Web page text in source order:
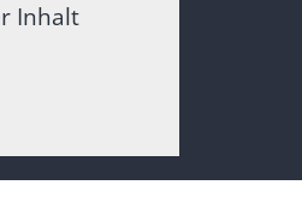
Inhalt